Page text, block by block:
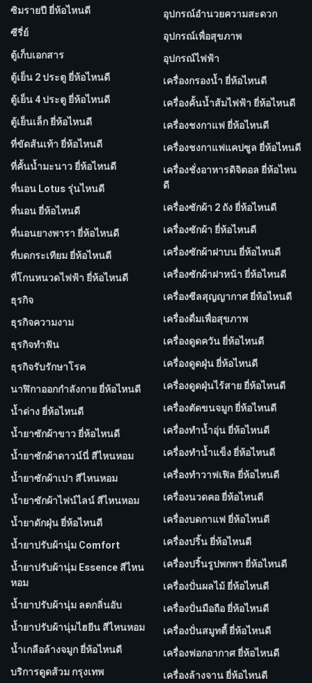
ซิมรายปี ยี่ห้อไหนดี
ซีรี่ย์
ตู้เก็บเอกสาร
ตู้เย็น 2 ประตู ยี่ห้อไหนดี
ตู้เย็น 4 ประตู ยี่ห้อไหนดี
ตู้เย็นเล็ก ยี่ห้อไหนดี
ที่ขัดส้นเท้า ยี่ห้อไหนดี
ที่คั้นน้ำมะนาว ยี่ห้อไหนดี
ที่นอน Lotus รุ่นไหนดี
ที่นอน ยี่ห้อไหนดี
ที่นอนยางพารา ยี่ห้อไหนดี
ที่บดกระเทียม ยี่ห้อไหนดี
ที่โกนหนวดไฟฟ้า ยี่ห้อไหนดี
ธุรกิจ
ธุรกิจความงาม
ธุรกิจทำฟัน
ธุรกิจรับรักษาโรค
นาฬิกาออกกำลังกาย ยี่ห้อไหนดี
น้ำด่าง ยี่ห้อไหนดี
น้ำยาซักผ้าขาว ยี่ห้อไหนดี
น้ำยาซักผ้าดาวน์นี่ สีไหนหอม
น้ำยาซักผ้าเปา สีไหนหอม
น้ำยาซักผ้าไฟน์ไลน์ สีไหนหอม
น้ำยาดักฝุ่น ยี่ห้อไหนดี
น้ำยาปรับผ้านุ่ม Comfort
น้ำยาปรับผ้านุ่ม Essence สีไหน
หอม
น้ำยาปรับผ้านุ่ม ลดกลิ่นอับ
น้ำยาปรับผ้านุ่มไฮยีน สีไหนหอม
น้ำเกลือล้างจมูก ยี่ห้อไหนดี
บริการดูดส้วม กรุงเทพ
อุปกรณ์อำนวยความสะดวก
อุปกรณ์เพื่อสุขภาพ
อุปกรณ์ไฟฟ้า
เครื่องกรองน้ำ ยี่ห้อไหนดี
เครื่องคั้นน้ำส้มไฟฟ้า ยี่ห้อไหนดี
เครื่องชงกาแฟ ยี่ห้อไหนดี
เครื่องชงกาแฟแคปซูล ยี่ห้อไหนดี
เครื่องชั่งอาหารดิจิตอล ยี่ห้อไหน
ดี
เครื่องซักผ้า 2 ถัง ยี่ห้อไหนดี
เครื่องซักผ้า ยี่ห้อไหนดี
เครื่องซักผ้าฝาบน ยี่ห้อไหนดี
เครื่องซักผ้าฝาหน้า ยี่ห้อไหนดี
เครื่องซีลสุญญากาศ ยี่ห้อไหนดี
เครื่องดื่มเพื่อสุขภาพ
เครื่องดูดควัน ยี่ห้อไหนดี
เครื่องดูดฝุ่น ยี่ห้อไหนดี
เครื่องดูดฝุ่นไร้สาย ยี่ห้อไหนดี
เครื่องตัดขนจมูก ยี่ห้อไหนดี
เครื่องทำน้ำอุ่น ยี่ห้อไหนดี
เครื่องทำน้ำแข็ง ยี่ห้อไหนดี
เครื่องทำวาฟเฟิล ยี่ห้อไหนดี
เครื่องนวดคอ ยี่ห้อไหนดี
เครื่องบดกาแฟ ยี่ห้อไหนดี
เครื่องปริ้น ยี่ห้อไหนดี
เครื่องปริ้นรูปพกพา ยี่ห้อไหนดี
เครื่องปั่นผลไม้ ยี่ห้อไหนดี
เครื่องปั่นมือถือ ยี่ห้อไหนดี
เครื่องปั่นสมูทตี้ ยี่ห้อไหนดี
เครื่องฟอกอากาศ ยี่ห้อไหนดี
เครื่องล้างจาน ยี่ห้อไหนดี